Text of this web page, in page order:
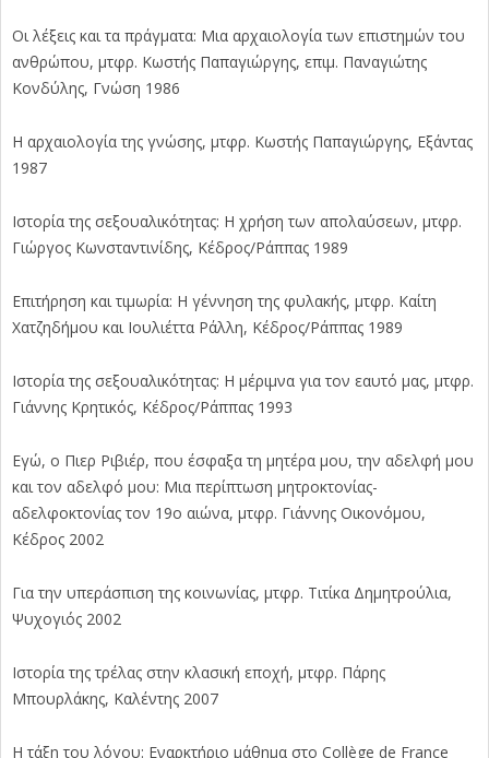
Οι λέξεις και τα πράγματα: Μια αρχαιολογία των επιστημών του
ανθρώπου, μτφρ. Κωστής Παπαγιώργης, επιμ. Παναγιώτης
Κονδύλης, Γνώση 1986
Η αρχαιολογία της γνώσης, μτφρ. Κωστής Παπαγιώργης, Εξάντας
1987
Ιστορία της σεξουαλικότητας: Η χρήση των απολαύσεων, μτφρ.
Γιώργος Κωνσταντινίδης, Κέδρος/Ράππας 1989
Επιτήρηση και τιμωρία: Η γέννηση της φυλακής, μτφρ. Καίτη
Χατζηδήμου και Ιουλιέττα Ράλλη, Κέδρος/Ράππας 1989
Ιστορία της σεξουαλικότητας: Η μέριμνα για τον εαυτό μας, μτφρ.
Γιάννης Κρητικός, Κέδρος/Ράππας 1993
Εγώ, ο Πιερ Ριβιέρ, που έσφαξα τη μητέρα μου, την αδελφή μου
και τον αδελφό μου: Μια περίπτωση μητροκτονίας-
αδελφοκτονίας τον 19ο αιώνα, μτφρ. Γιάννης Οικονόμου,
Κέδρος 2002
Για την υπεράσπιση της κοινωνίας, μτφρ. Τιτίκα Δημητρούλια,
Ψυχογιός 2002
Ιστορία της τρέλας στην κλασική εποχή, μτφρ. Πάρης
Μπουρλάκης, Καλέντης 2007
Η τάξη του λόγου: Εναρκτήριο μάθημα στο Collège de France